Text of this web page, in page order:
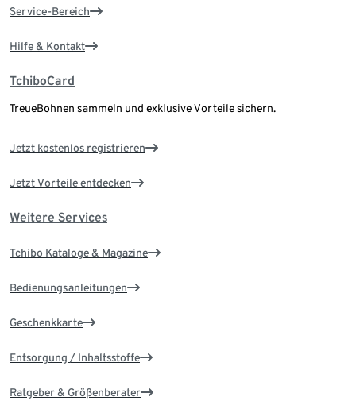
Service-Bereich
Hilfe & Kontakt
TchiboCard
TreueBohnen sammeln und exklusive Vorteile sichern.
Jetzt kostenlos registrieren
Jetzt Vorteile entdecken
Weitere Services
Tchibo Kataloge & Magazine
Bedienungsanleitungen
Geschenkkarte
Entsorgung / Inhaltsstoffe
Ratgeber & Größenberater